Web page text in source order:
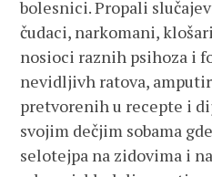
bolesnici. Propali
čudaci, narkomani,
nosioci raznih psihoza i
nevidljivh ratova,
pretvorenih u recepte i
svojim dečjim sobama
selotejpa na zidovima i